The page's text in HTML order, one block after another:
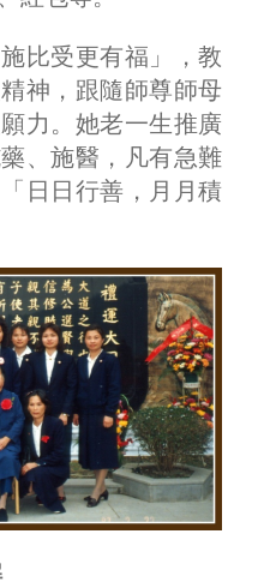
比受更有福」，教
神，跟隨師尊師母
力。她老一生推廣
、施醫，凡有急難
日日行善，月月積